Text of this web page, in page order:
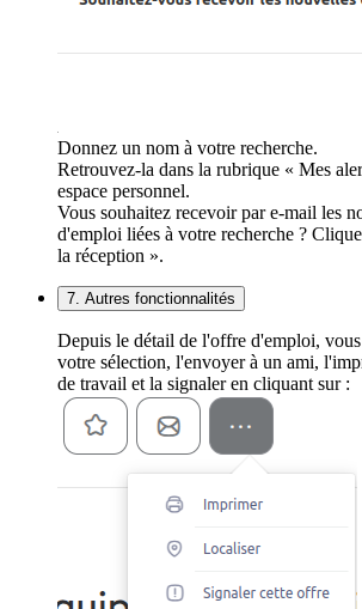
Donnez un nom à votre recherche.
Retrouvez-la dans la rubrique « Mes
espace personnel.
Vous souhaitez recevoir par e-mail les
d'emploi liées à votre recherche ?
la réception ».
7. Autres fonctionnalités
Depuis le détail de l'offre d'emploi,
votre sélection, l'envoyer à un ami,
de travail et la signaler en cliquant sur :